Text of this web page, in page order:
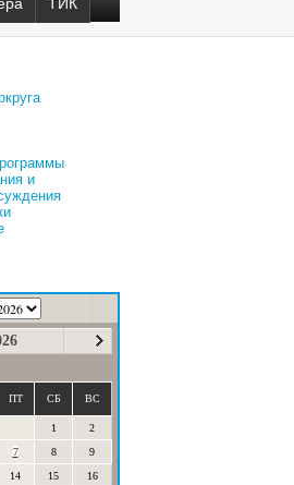
и
ПТ СБ ВС
1
2
7 8
9
14 15
16